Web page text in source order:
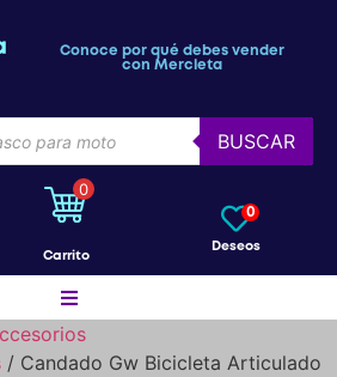
Conoce por qué debes vender
con Mercleta
BUSCAR
0
Carrito
Deseos
0
Motos
/ Candado Gw Bicicleta Articulado